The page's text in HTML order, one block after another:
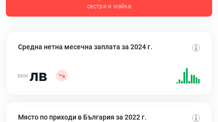
сестри и майка
Средна нетна месечна заплата за 2024 г.
лв
Място по приходи в България за 2022 г.